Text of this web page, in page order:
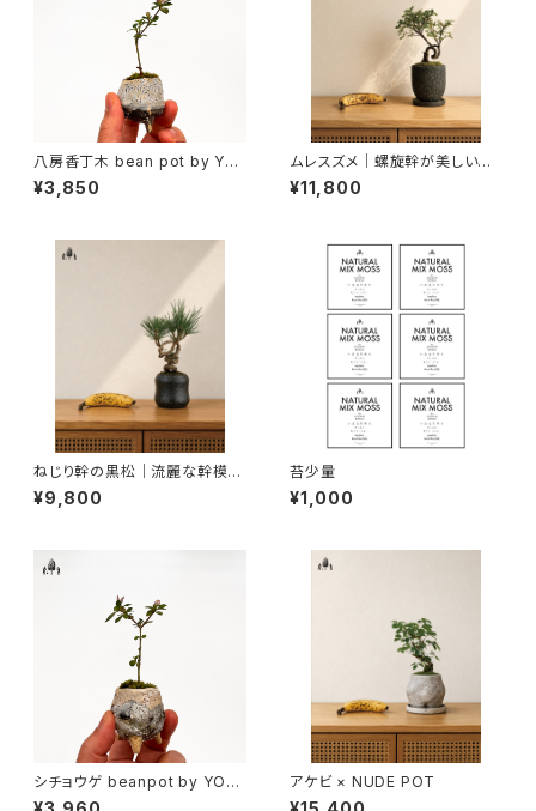
八房香丁木 bean pot by YO
YO窯A
¥3,850
ムレスズメ｜螺旋幹が美しい一
点物盆栽
¥11,800
ねじり幹の黒松｜流麗な幹模様
を楽しむ一点物盆栽
¥9,800
苔少量
¥1,000
シチョウゲ beanpot by YOY
O窯A
アケビ × NUDE POT